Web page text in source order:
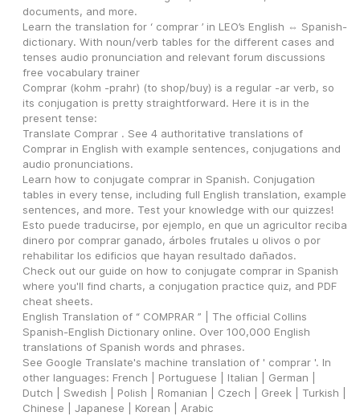
documents, and more.
Learn the translation for ‘ comprar ’ in LEO’s ­English ⇔ Spanish­
dictionary. With noun/verb tables for the different cases and
tenses audio pronunciation and relevant forum discussions
free vocabulary trainer
Comprar (kohm -prahr) (to shop/buy) is a regular -ar verb, so
its conjugation is pretty straightforward. Here it is in the
present tense:
Translate Comprar . See 4 authoritative translations of
Comprar in English with example sentences, conjugations and
audio pronunciations.
Learn how to conjugate comprar in Spanish. Conjugation
tables in every tense, including full English translation, example
sentences, and more. Test your knowledge with our quizzes!
Esto puede traducirse, por ejemplo, en que un agricultor reciba
dinero por comprar ganado, árboles frutales u olivos o por
rehabilitar los edificios que hayan resultado dañados.
Check out our guide on how to conjugate comprar in Spanish
where you'll find charts, a conjugation practice quiz, and PDF
cheat sheets.
English Translation of “ COMPRAR ” | The official Collins
Spanish-English Dictionary online. Over 100,000 English
translations of Spanish words and phrases.
See Google Translate's machine translation of ' comprar '. In
other languages: French | Portuguese | Italian | German |
Dutch | Swedish | Polish | Romanian | Czech | Greek | Turkish |
Chinese | Japanese | Korean | Arabic